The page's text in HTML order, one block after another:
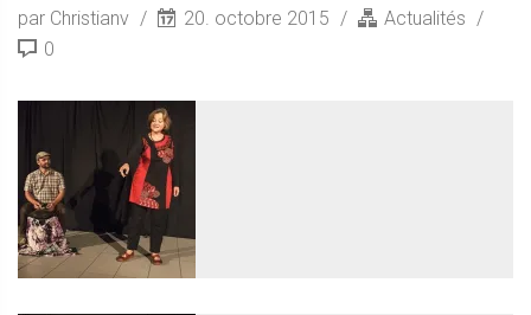
par Christianv 20. octobre 2015
Actualités
0